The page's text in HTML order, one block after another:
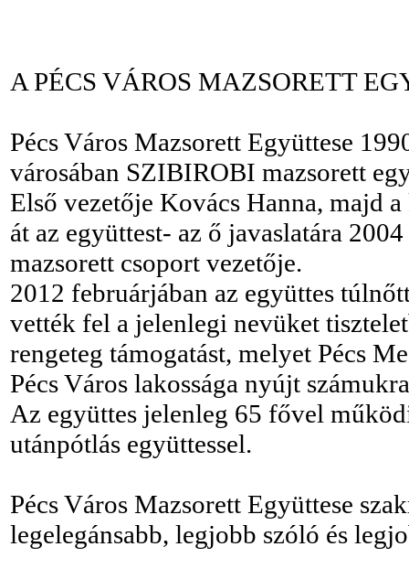
A PÉCS VÁROS MAZSORETT
Pécs Város Mazsorett Együttese
városában SZIBIROBI mazsorett
Első vezetője Kovács Hanna, majd
át az együttest- az ő javaslatára
mazsorett csoport vezetője.
2012 februárjában az együttes
vették fel a jelenlegi nevüket
rengeteg támogatást, melyet Pécs
Pécs Város lakossága nyújt
Az együttes jelenleg 65 fővel
utánpótlás együttessel.
Pécs Város Mazsorett Együttese
legelegánsabb, legjobb szóló és